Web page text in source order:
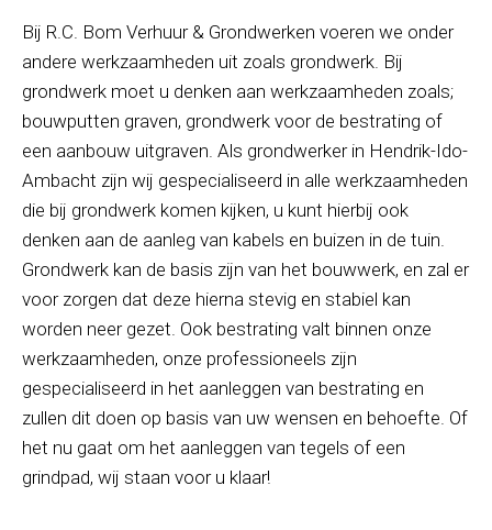
Bij R.C. Bom Verhuur & Grondwerken voeren we onder
andere werkzaamheden uit zoals grondwerk. Bij
grondwerk moet u denken aan werkzaamheden zoals;
bouwputten graven, grondwerk voor de bestrating of
een aanbouw uitgraven. Als grondwerker in Hendrik-Ido-
Ambacht zijn wij gespecialiseerd in alle werkzaamheden
die bij grondwerk komen kijken, u kunt hierbij ook
denken aan de aanleg van kabels en buizen in de tuin.
Grondwerk kan de basis zijn van het bouwwerk, en zal er
voor zorgen dat deze hierna stevig en stabiel kan
worden neer gezet. Ook bestrating valt binnen onze
werkzaamheden, onze professioneels zijn
gespecialiseerd in het aanleggen van bestrating en
zullen dit doen op basis van uw wensen en behoefte. Of
het nu gaat om het aanleggen van tegels of een
grindpad, wij staan voor u klaar!